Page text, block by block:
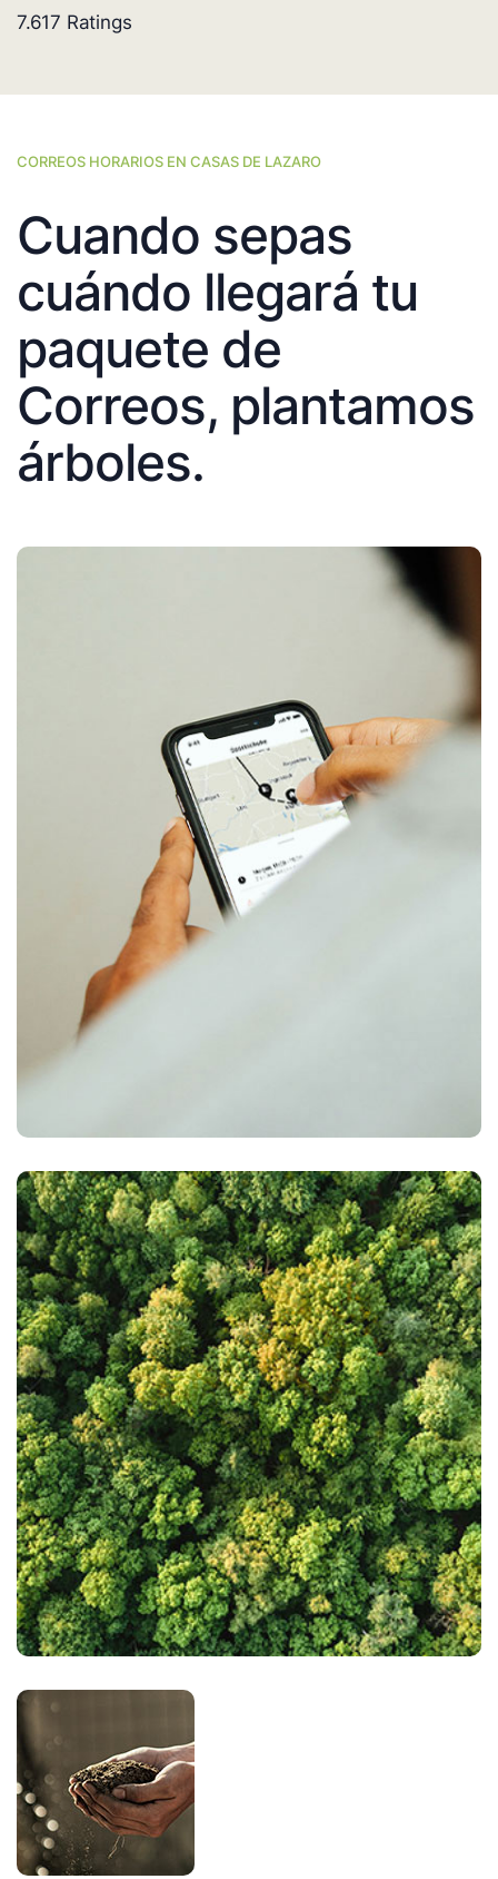
7.617 Ratings
CORREOS HORARIOS EN CASAS DE LAZARO
Cuando sepas
cuándo llegará tu
paquete de
Correos, plantamos
árboles.